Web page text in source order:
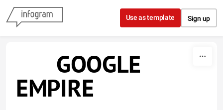
Skip to content
Use as template Sign up
GOOGLE
EMPIRE